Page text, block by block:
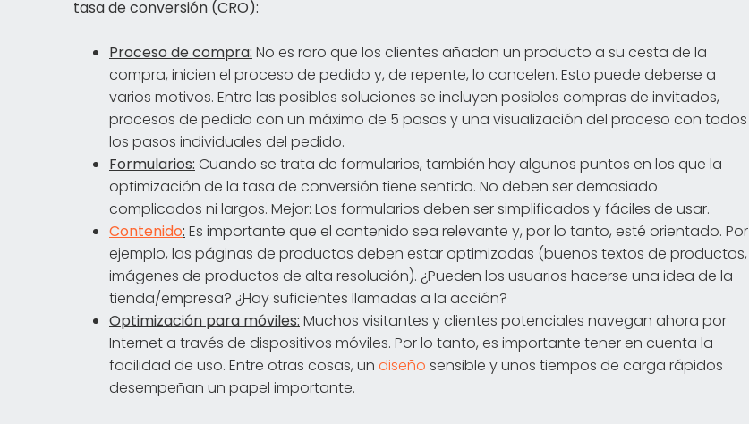
tasa de conversión (CRO):
Proceso de compra: No es raro que los clientes añadan un producto a su cesta de la
compra, inicien el proceso de pedido y, de repente, lo cancelen. Esto puede deberse a
varios motivos. Entre las posibles soluciones se incluyen posibles compras de invitados,
procesos de pedido con un máximo de 5 pasos y una visualización del proceso con todos
los pasos individuales del pedido.
Formularios: Cuando se trata de formularios, también hay algunos puntos en los que la
optimización de la tasa de conversión tiene sentido. No deben ser demasiado
complicados ni largos. Mejor: Los formularios deben ser simplificados y fáciles de usar.
Contenido: Es importante que el contenido sea relevante y, por lo tanto, esté orientado. Por
ejemplo, las páginas de productos deben estar optimizadas (buenos textos de productos,
imágenes de productos de alta resolución). ¿Pueden los usuarios hacerse una idea de la
tienda/empresa? ¿Hay suficientes llamadas a la acción?
Optimización para móviles: Muchos visitantes y clientes potenciales navegan ahora por
Internet a través de dispositivos móviles. Por lo tanto, es importante tener en cuenta la
facilidad de uso. Entre otras cosas, un diseño sensible y unos tiempos de carga rápidos
desempeñan un papel importante.